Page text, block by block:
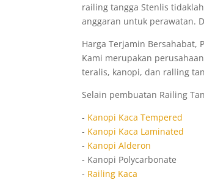
railing tangga Stenlis
anggaran untuk perawatan.
Harga Terjamin Bersahabat,
Kami merupakan
teralis, kanopi, dan ralling
Selain pembuatan Railing
- Kanopi Kaca Tempered
- Kanopi Kaca Laminated
- Kanopi Alderon
- Kanopi Polycarbonate
- Railing Kaca